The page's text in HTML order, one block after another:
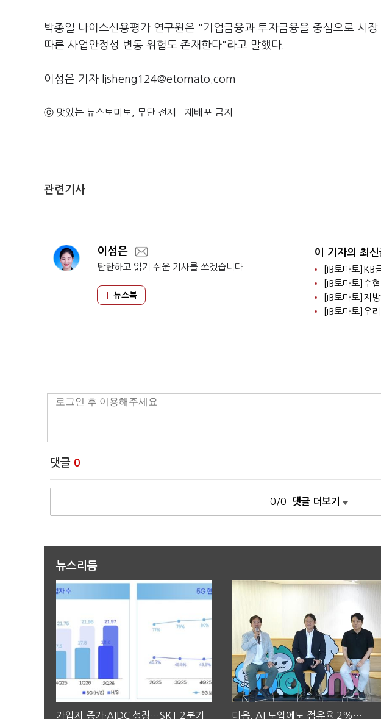
박종일 나이스신용평가 연구원은 "기업금융과 투자금융을 중심으로 시
따른 사업안정성 변동 위험도 존재한다"라고 말했다.
이성은 기자 lisheng124@etomato.com
ⓒ 맛있는 뉴스토마토, 무단 전재 - 재배포 금지
관련기사
이성은
탄탄하고 읽기 쉬운 기사를 쓰겠습니다.
뉴스북
이 기자의 최신
댓글 0
0/0 댓글 더보기
뉴스리듬
가입자 증가·AIDC 성장…SKT 2분기 다음, AI 도입에도 점유율 2%…